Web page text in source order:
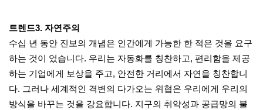
트렌드3. 자연주의
수십 년 동안 진보의 개념은 인간에게 가능한 한 적은 것을 요구
하는 것이 었습니다. 우리는 자동화를 칭찬하고, 편리함을 제공
하는 기업에게 보상을 주고, 안전한 거리에서 자연을 칭찬합니
다. 그러나 세계적인 격변의 다가오는 위협은 우리에게 우리의
방식을 바꾸는 것을 강요합니다. 지구의 취약성과 공급망의 불